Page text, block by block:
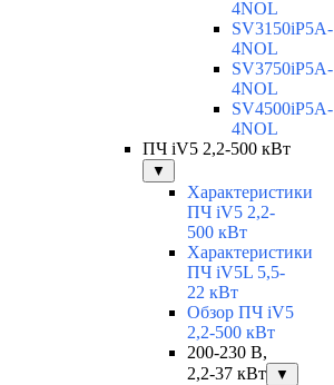
4NOL
SV3150iP5A-
4NOL
SV3750iP5A-
4NOL
SV4500iP5A-
4NOL
ПЧ iV5 2,2-500 кВт
▼
Характеристики
ПЧ iV5 2,2-
500 кВт
Характеристики
ПЧ iV5L 5,5-
22 кВт
Обзор ПЧ iV5
2,2-500 кВт
200-230 В,
2,2-37 кВт
▼